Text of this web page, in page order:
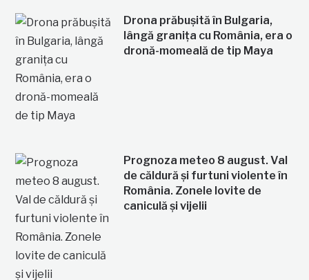
Drona prăbușită în Bulgaria,
lângă granița cu România, era o
dronă-momeală de tip Maya
Prognoza meteo 8 august. Val
de căldură și furtuni violente în
România. Zonele lovite de
caniculă și vijelii